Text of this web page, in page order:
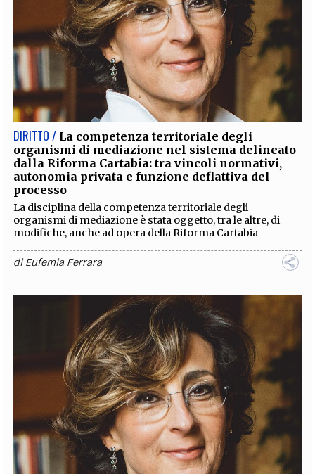
DIRITTO / La competenza territoriale degli
organismi di mediazione nel sistema delineato
dalla Riforma Cartabia: tra vincoli normativi,
autonomia privata e funzione deflattiva del
processo
La disciplina della competenza territoriale degli
organismi di mediazione è stata oggetto, tra le altre, di
modifiche, anche ad opera della Riforma Cartabia
diEufemia Ferrara